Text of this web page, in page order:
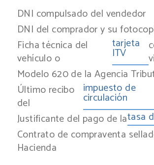
DNI compulsado del vendedor
DNI del comprador y su
Ficha técnica del
vehículo o
tarjeta
ITV
Modelo 620 de la Agencia
Último recibo
del
impuesto de
circulación
Justificante del pago de latasa
Contrato de compraventa
Hacienda